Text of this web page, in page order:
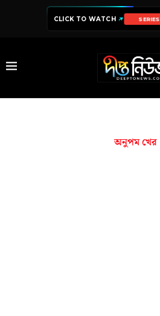
CLICK TO WATCH SERIES
অনুপম খের